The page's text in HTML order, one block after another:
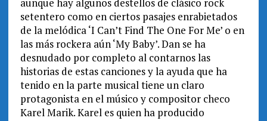
aunque hay algunos destellos de clásico rock
setentero como en ciertos pasajes enrabietados
de la melódica ‘I Can’t Find The One For Me’ o en
las más rockera aún ‘My Baby’. Dan se ha
desnudado por completo al contarnos las
historias de estas canciones y la ayuda que ha
tenido en la parte musical tiene un claro
protagonista en el músico y compositor checo
Karel Marik. Karel es quien ha producido